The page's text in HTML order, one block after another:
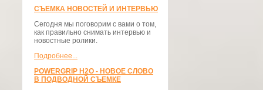
СЪЕМКА НОВОСТЕЙ И ИНТЕРВЬЮ
Сегодня мы поговорим с вами о том,
как правильно снимать интервью и
новостные ролики.
Подробнее...
POWERGRIP H2O - НОВОЕ СЛОВО
В ПОДВОДНОЙ СЪЕМКЕ